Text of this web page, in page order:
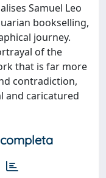
Samuel Leo
bookselling,
journey.
of the
that is far more
contradiction,
and caricatured